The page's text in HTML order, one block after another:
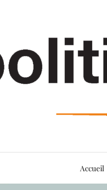
Accueil